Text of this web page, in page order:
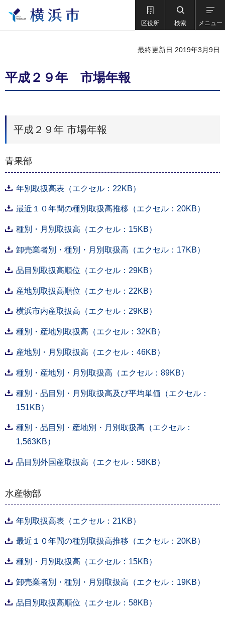
区役所 検索 メニュー
最終更新日 2019年3月9日
平成２９年 市場年報
平成２９年 市場年報
青果部
年別取扱高表（エクセル：22KB）
最近１０年間の種別取扱高推移（エクセル：20KB）
種別・月別取扱高（エクセル：15KB）
卸売業者別・種別・月別取扱高（エクセル：17KB）
品目別取扱高順位（エクセル：29KB）
産地別取扱高順位（エクセル：22KB）
横浜市内産取扱高（エクセル：29KB）
種別・産地別取扱高（エクセル：32KB）
産地別・月別取扱高（エクセル：46KB）
種別・産地別・月別取扱高（エクセル：89KB）
種別・品目別・月別取扱高及び平均単価（エクセル：
151KB）
種別・品目別・産地別・月別取扱高（エクセル：
1,563KB）
品目別外国産取扱高（エクセル：58KB）
水産物部
年別取扱高表（エクセル：21KB）
最近１０年間の種別取扱高推移（エクセル：20KB）
種別・月別取扱高（エクセル：15KB）
卸売業者別・種別・月別取扱高（エクセル：19KB）
品目別取扱高順位（エクセル：58KB）